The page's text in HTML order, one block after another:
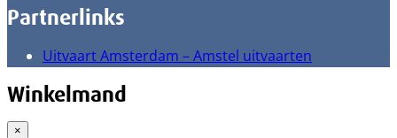
Partnerlinks
Uitvaart Amsterdam – Amstel uitvaarten
Winkelmand
×